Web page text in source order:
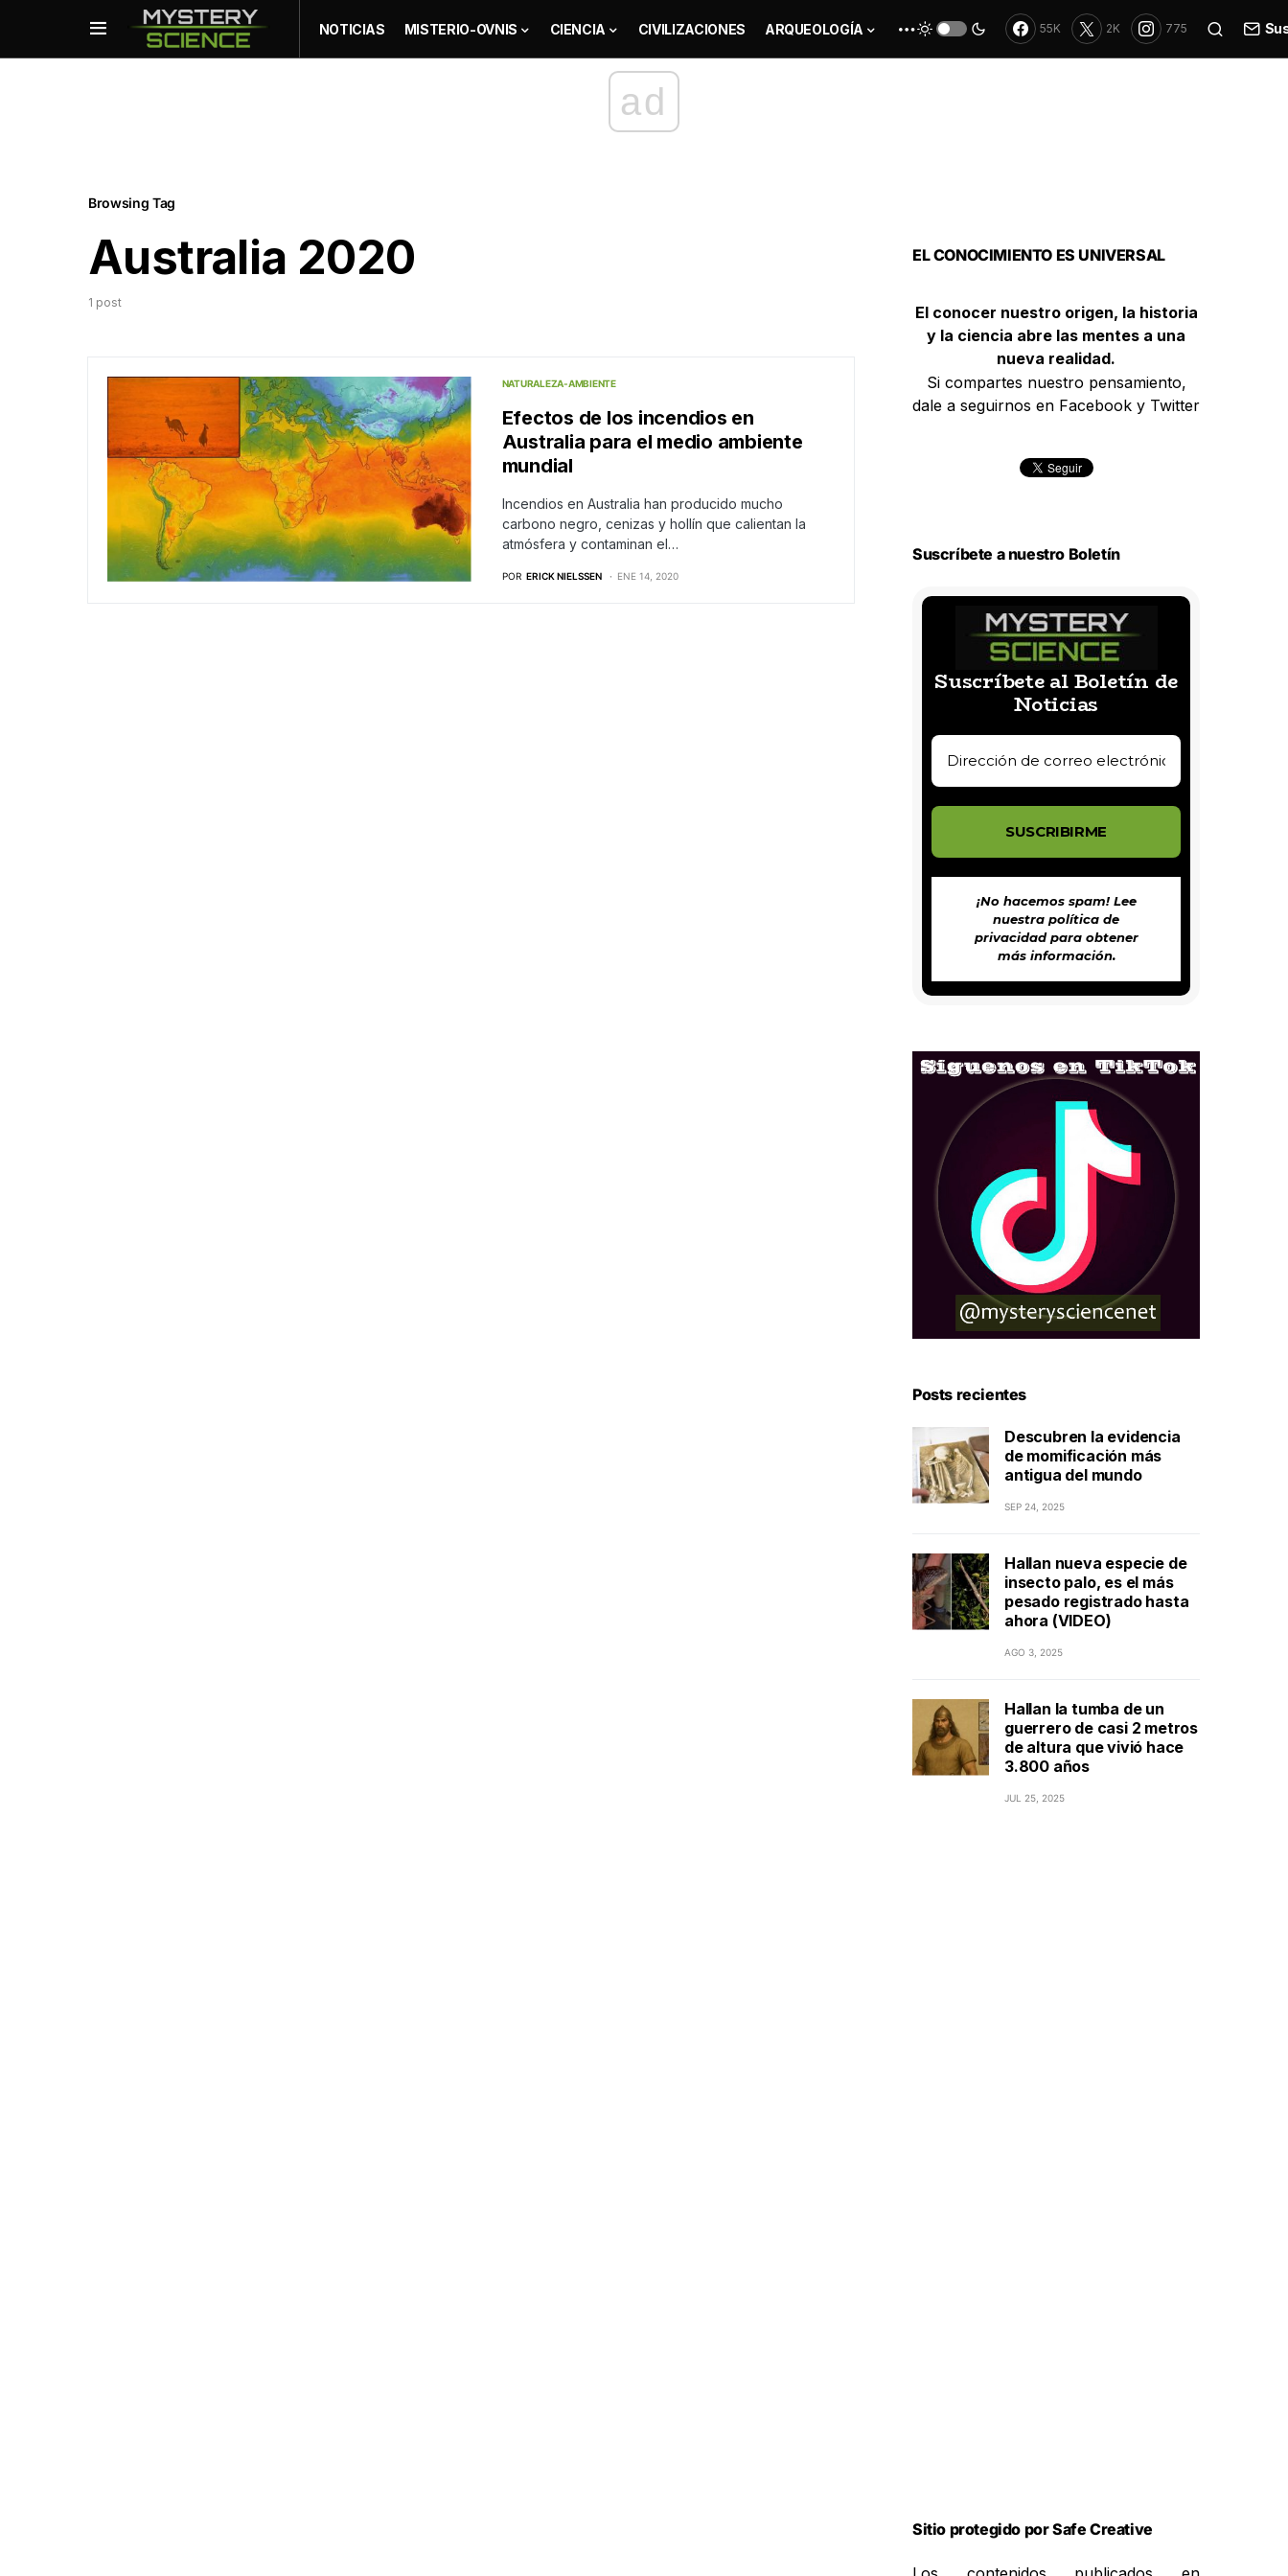
NOTICIAS MISTERIO-OVNIS CIENCIA CIVILIZACIONES ARQUEOLOGÍA 55K 2K 775
ad
Browsing Tag
Australia 2020
1 post
NATURALEZA-AMBIENTE
Efectos de los incendios en
Australia para el medio ambiente
mundial
Incendios en Australia han producido mucho
carbono negro, cenizas y hollín que calientan la
atmósfera y contaminan el…
POR ERICK NIELSSEN ENE 14, 2020
EL CONOCIMIENTO ES UNIVERSAL
El conocer nuestro origen, la historia
y la ciencia abre las mentes a una
nueva realidad.
Si compartes nuestro pensamiento,
dale a seguirnos en Facebook y Twitter
Suscríbete a nuestro Boletín
Suscríbete al Boletín de
Noticias
¡No hacemos spam! Lee
nuestra política de
privacidadpara obtener
más información.
Posts recientes
Descubren la evidencia
de momificación más
antigua del mundo
SEP 24, 2025
Hallan nueva especie de
insecto palo, es el más
pesado registrado hasta
ahora (VIDEO)
AGO 3, 2025
Hallan la tumba de un
guerrero de casi 2 metros
de altura que vivió hace
3.800 años
JUL 25, 2025
Sitio protegido por Safe Creative